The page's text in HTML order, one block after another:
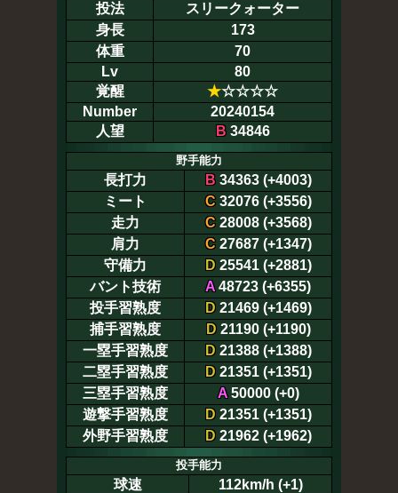
投法
スリークォーター
身長
173
体重
70
Lv
80
覚醒
★☆☆☆☆
Number
20240154
人望
B34846
野手能力
長打力 B34363 (+4003)
ミート
C32076 (+3556)
走力
C28008 (+3568)
肩力
C27687 (+1347)
守備力
D25541 (+2881)
バント技術
A48723 (+6355)
投手習熟度
D21469 (+1469)
捕手習熟度
D21190 (+1190)
一塁手習熟度
D21388 (+1388)
二塁手習熟度
D21351 (+1351)
三塁手習熟度
A50000 (+0)
遊撃手習熟度
D21351 (+1351)
外野手習熟度
D21962 (+1962)
投手能力
球速
112km/h (+1)